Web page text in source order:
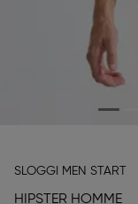
SLOGGI MEN START
HIPSTER HOMME